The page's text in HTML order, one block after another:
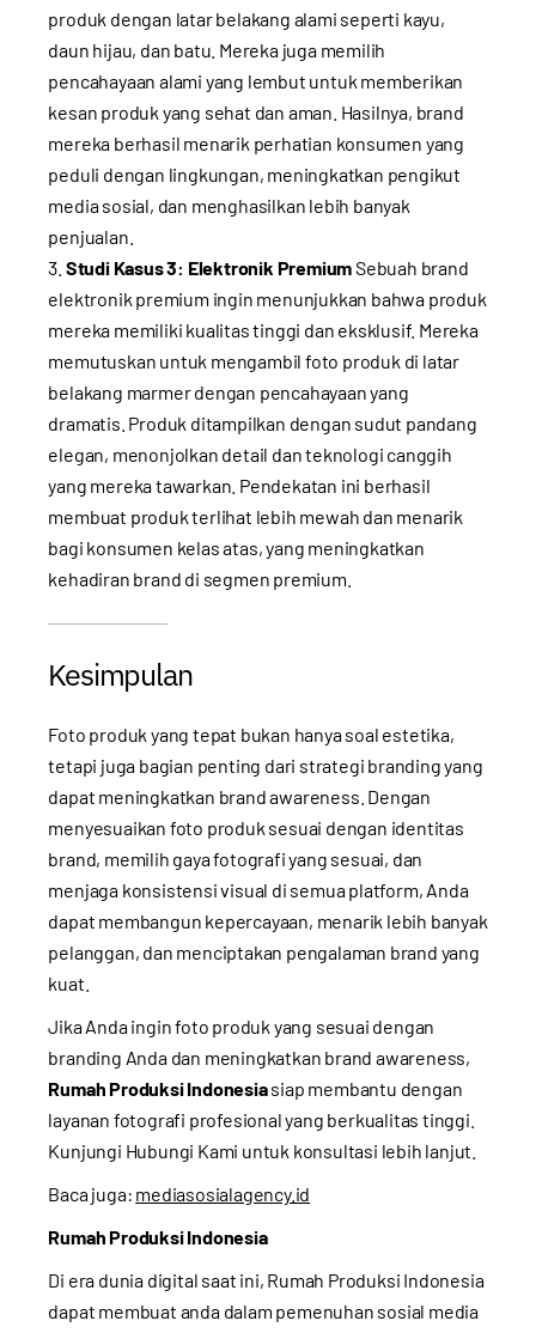
produk dengan latar belakang alami seperti kayu,
daun hijau, dan batu. Mereka juga memilih
pencahayaan alami yang lembut untuk memberikan
kesan produk yang sehat dan aman. Hasilnya, brand
mereka berhasil menarik perhatian konsumen yang
peduli dengan lingkungan, meningkatkan pengikut
media sosial, dan menghasilkan lebih banyak
penjualan.
Studi Kasus 3: Elektronik PremiumSebuah brand
elektronik premium ingin menunjukkan bahwa produk
mereka memiliki kualitas tinggi dan eksklusif. Mereka
memutuskan untuk mengambil foto produk di latar
belakang marmer dengan pencahayaan yang
dramatis. Produk ditampilkan dengan sudut pandang
elegan, menonjolkan detail dan teknologi canggih
yang mereka tawarkan. Pendekatan ini berhasil
membuat produk terlihat lebih mewah dan menarik
bagi konsumen kelas atas, yang meningkatkan
kehadiran brand di segmen premium.
Kesimpulan
Foto produk yang tepat bukan hanya soal estetika,
tetapi juga bagian penting dari strategi branding yang
dapat meningkatkan brand awareness. Dengan
menyesuaikan foto produk sesuai dengan identitas
brand, memilih gaya fotografi yang sesuai, dan
menjaga konsistensi visual di semua platform, Anda
dapat membangun kepercayaan, menarik lebih banyak
pelanggan, dan menciptakan pengalaman brand yang
kuat.
Jika Anda ingin foto produk yang sesuai dengan
branding Anda dan meningkatkan brand awareness,
Rumah Produksi Indonesiasiap membantu dengan
layanan fotografi profesional yang berkualitas tinggi.
Kunjungi Hubungi Kami untuk konsultasi lebih lanjut.
Baca juga: mediasosialagency.id
Rumah Produksi Indonesia
Di era dunia digital saat ini, Rumah Produksi Indonesia
dapat membuat anda dalam pemenuhan sosial media